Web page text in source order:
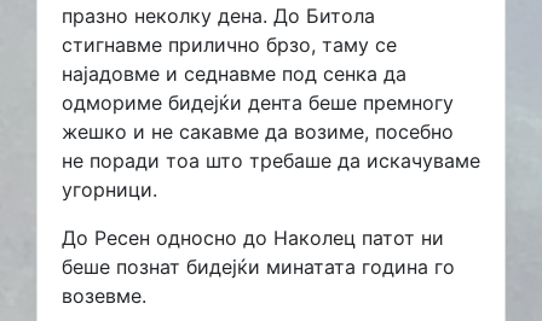
празно неколку дена. До Битола
стигнавме прилично брзо, таму се
најадовме и седнавме под сенка да
одмориме бидејќи дента беше премногу
жешко и не сакавме да возиме, посебно
не поради тоа што требаше да искачуваме
угорници.
До Ресен односно до Наколец патот ни
беше познат бидејќи минатата година го
возевме.